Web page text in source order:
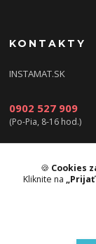
KONTAKTY
INSTAMAT.SK
0902 527 909
(Po-Pia, 8-16 hod.)
🍪 Cookies
Kliknite na